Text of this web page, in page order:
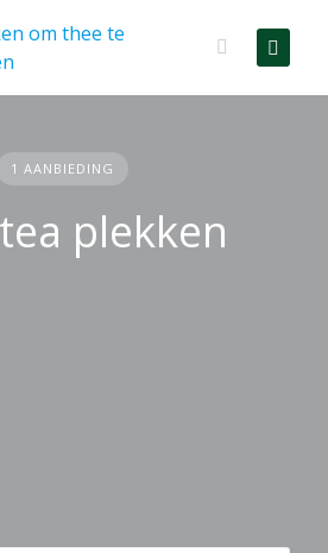
1 AANBIEDING
plekken